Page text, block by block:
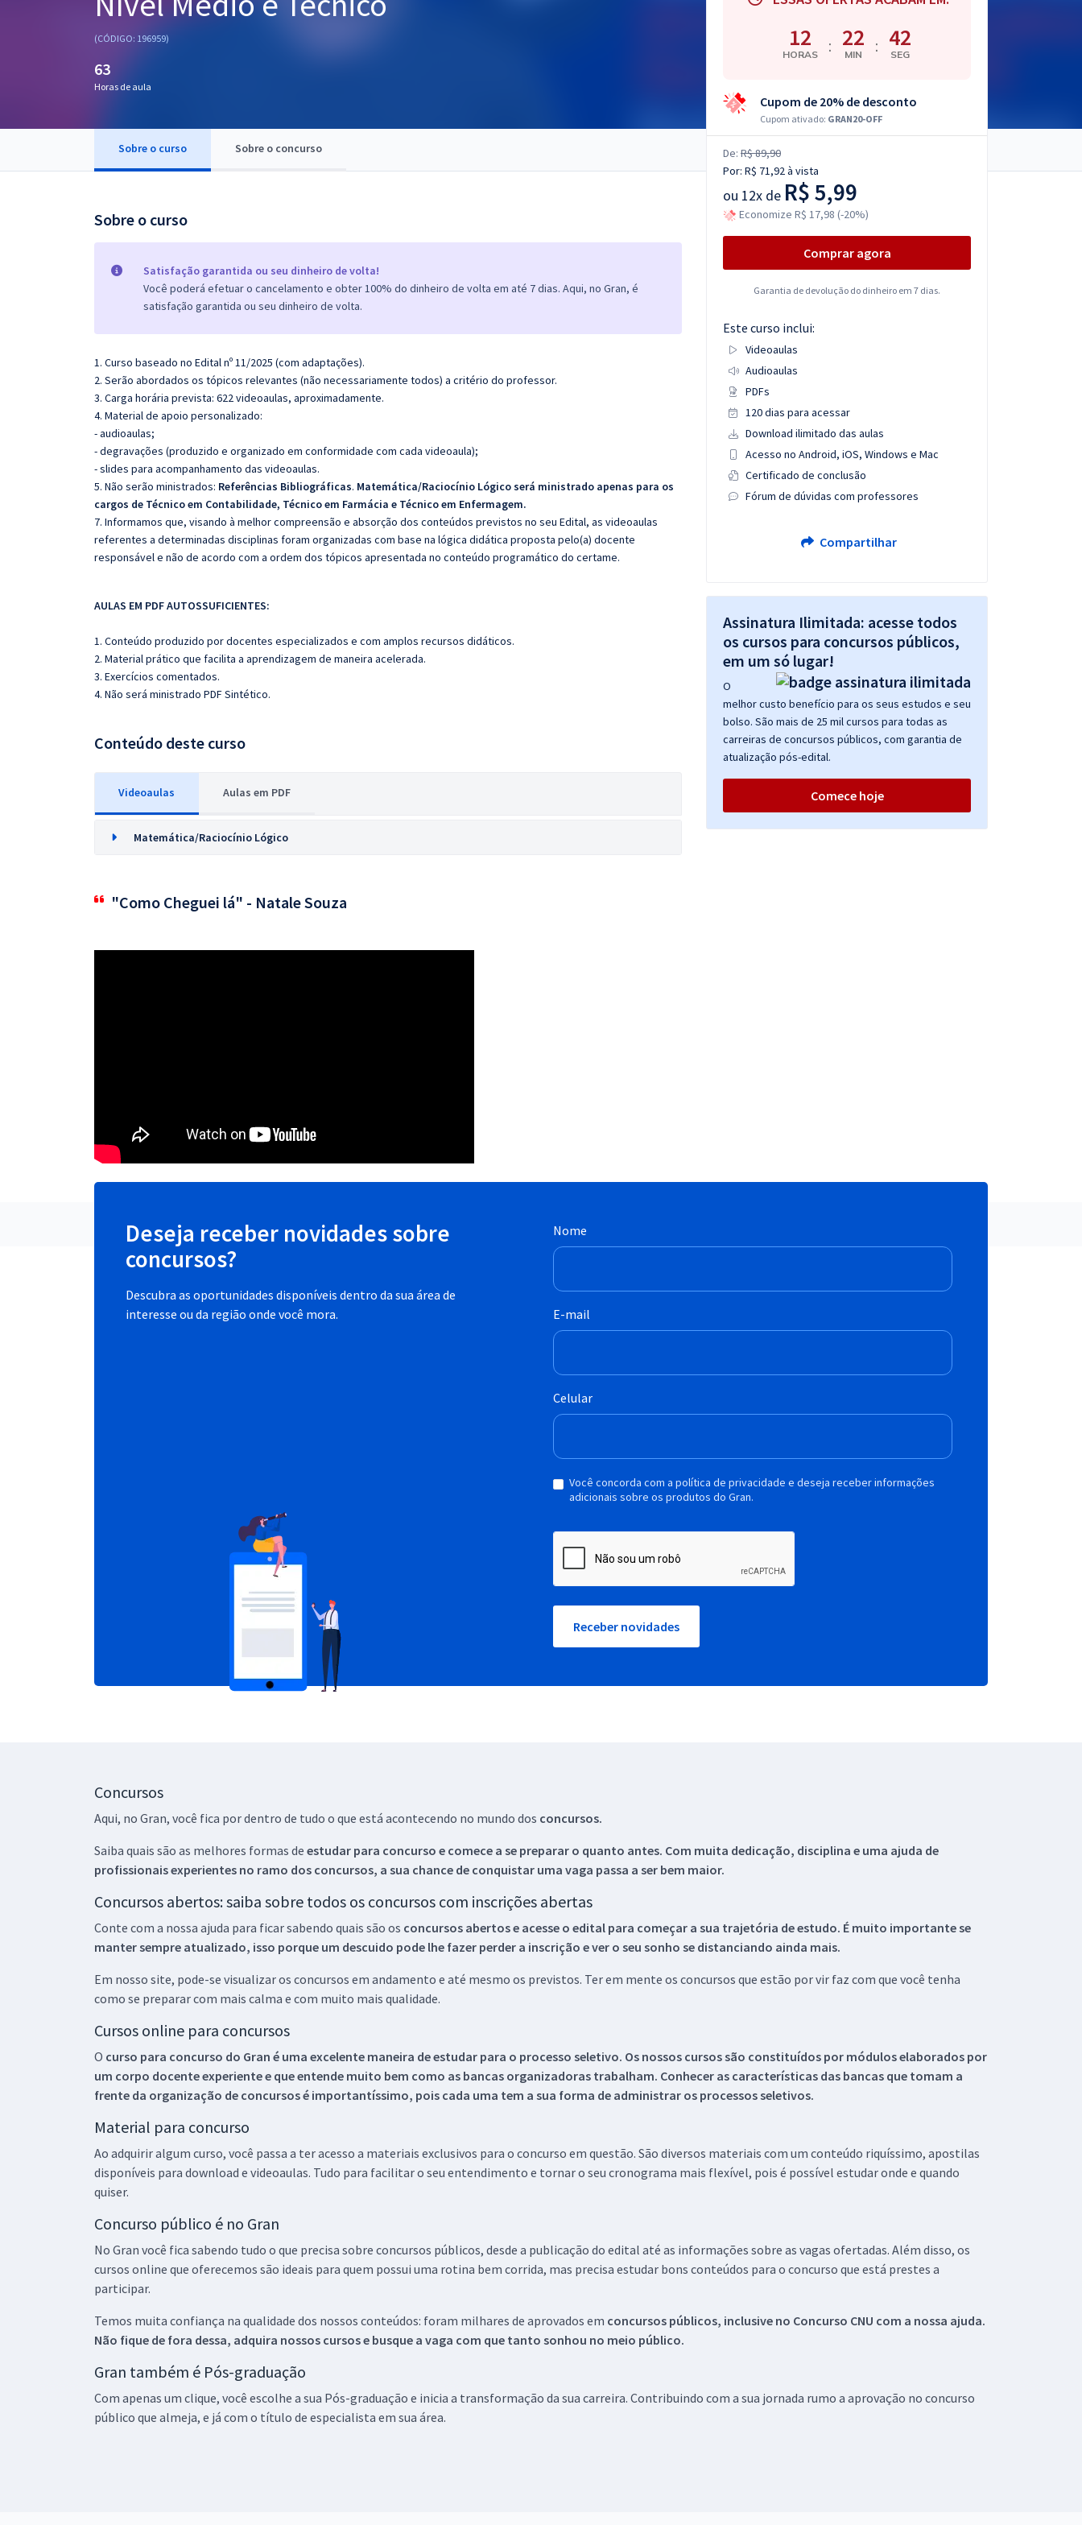
Questões grátis
(CÓDIGO: 196959)
63
Horas de aula
Sobre o curso Sobre o concurso
Sobre o curso
Satisfação garantida ou seu dinheiro de volta!
Você poderá efetuar o cancelamento e obter 100% do dinheiro de volta em até 7 dias. Aqui, no Gran, é
satisfação garantida ou seu dinheiro de volta.
1. Curso baseado no Edital nº 11/2025 (com adaptações).
2. Serão abordados os tópicos relevantes (não necessariamente todos) a critério do professor.
3. Carga horária prevista: 622 videoaulas, aproximadamente.
4. Material de apoio personalizado:
- audioaulas;
- degravações (produzido e organizado em conformidade com cada videoaula);
- slides para acompanhamento das videoaulas.
5. Não serão ministrados: Referências Bibliográficas. Matemática/Raciocínio Lógico será ministrado apenas para os
cargos de Técnico em Contabilidade, Técnico em Farmácia e Técnico em Enfermagem.
7. Informamos que, visando à melhor compreensão e absorção dos conteúdos previstos no seu Edital, as videoaulas
referentes a determinadas disciplinas foram organizadas com base na lógica didática proposta pelo(a) docente
responsável e não de acordo com a ordem dos tópicos apresentada no conteúdo programático do certame.
AULAS EM PDF AUTOSSUFICIENTES:
1. Conteúdo produzido por docentes especializados e com amplos recursos didáticos.
2. Material prático que facilita a aprendizagem de maneira acelerada.
3. Exercícios comentados.
4. Não será ministrado PDF Sintético.
Conteúdo deste curso
Videoaulas Aulas em PDF
Matemática/Raciocínio Lógico
"Como Cheguei lá" - Natale Souza
12
HORAS : 22
MIN : 41
SEG
Cupom de 20% de desconto
Cupom ativado: GRAN20-OFF
De: R$ 89,90
Por: R$ 71,92à vista
ou 12x de R$ 5,99
Economize R$ 17,98 (-20%)
Comprar agora
Garantia de devolução do dinheiro em 7 dias.
Este curso inclui:
Videoaulas
Audioaulas
PDFs
120 dias para acessar
Download ilimitado das aulas
Acesso no Android, iOS, Windows e Mac
Certificado de conclusão
Fórum de dúvidas com professores
Compartilhar
Assinatura Ilimitada: acesse todos
os cursos para concursos públicos,
em um só lugar!
O
melhor custo benefício para os seus estudos e seu
bolso. São mais de 25 mil cursos para todas as
carreiras de concursos públicos, com garantia de
atualização pós-edital.
Comece hoje
Deseja receber novidades sobre
concursos?
Descubra as oportunidades disponíveis dentro da sua área de
interesse ou da região onde você mora.
Nome
E-mail
Celular
Você concorda com a política de privacidade e deseja receber informações
adicionais sobre os produtos do Gran.
Receber novidades
Concursos
Aqui, no Gran, você fica por dentro de tudo o que está acontecendo no mundo dos concursos.
Saiba quais são as melhores formas de estudar para concurso e comece a se preparar o quanto antes. Com muita dedicação, disciplina e uma ajuda de
profissionais experientes no ramo dos concursos, a sua chance de conquistar uma vaga passa a ser bem maior.
Concursos abertos: saiba sobre todos os concursos com inscrições abertas
Conte com a nossa ajuda para ficar sabendo quais são os concursos abertos e acesse o edital para começar a sua trajetória de estudo. É muito importante se
manter sempre atualizado, isso porque um descuido pode lhe fazer perder a inscrição e ver o seu sonho se distanciando ainda mais.
Em nosso site, pode-se visualizar os concursos em andamento e até mesmo os previstos. Ter em mente os concursos que estão por vir faz com que você tenha
como se preparar com mais calma e com muito mais qualidade.
Cursos online para concursos
O curso para concurso do Gran é uma excelente maneira de estudar para o processo seletivo. Os nossos cursos são constituídos por módulos elaborados por
um corpo docente experiente e que entende muito bem como as bancas organizadoras trabalham. Conhecer as características das bancas que tomam a
frente da organização de concursos é importantíssimo, pois cada uma tem a sua forma de administrar os processos seletivos.
Material para concurso
Ao adquirir algum curso, você passa a ter acesso a materiais exclusivos para o concurso em questão. São diversos materiais com um conteúdo riquíssimo, apostilas
disponíveis para download e videoaulas. Tudo para facilitar o seu entendimento e tornar o seu cronograma mais flexível, pois é possível estudar onde e quando
quiser.
Concurso público é no Gran
No Gran você fica sabendo tudo o que precisa sobre concursos públicos, desde a publicação do edital até as informações sobre as vagas ofertadas. Além disso, os
cursos online que oferecemos são ideais para quem possui uma rotina bem corrida, mas precisa estudar bons conteúdos para o concurso que está prestes a
participar.
Temos muita confiança na qualidade dos nossos conteúdos: foram milhares de aprovados em concursos públicos, inclusive no Concurso CNU com a nossa ajuda.
Não fique de fora dessa, adquira nossos cursos e busque a vaga com que tanto sonhou no meio público.
Gran também é Pós-graduação
Com apenas um clique, você escolhe a sua Pós-graduação e inicia a transformação da sua carreira. Contribuindo com a sua jornada rumo a aprovação no concurso
público que almeja, e já com o título de especialista em sua área.